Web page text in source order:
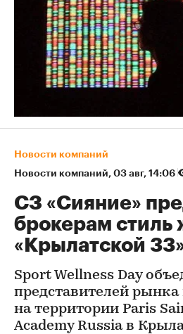
Новости компаний
Новости компаний⁠, 03 авг, 14:06
СЗ «Сияние»
брокерам стиль
«Крылатской
Sport Wellness Day
представителей
на территории Paris
Academy Russia в